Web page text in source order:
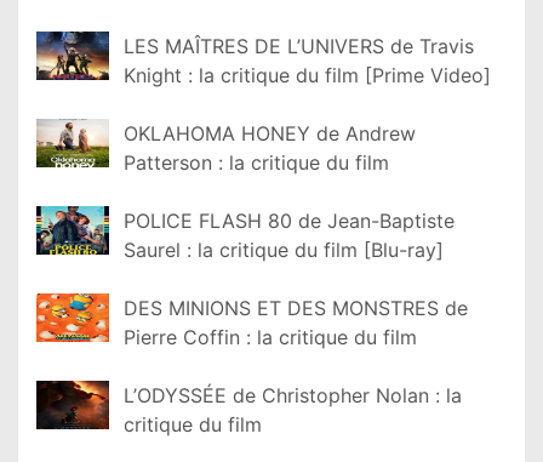
LES MAÎTRES DE L’UNIVERS de Travis
Knight : la critique du film [Prime Video]
OKLAHOMA HONEY de Andrew
Patterson : la critique du film
POLICE FLASH 80 de Jean-Baptiste
Saurel : la critique du film [Blu-ray]
DES MINIONS ET DES MONSTRES de
Pierre Coffin : la critique du film
L’ODYSSÉE de Christopher Nolan : la
critique du film